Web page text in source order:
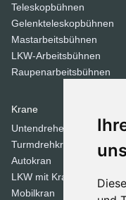
Teleskopbühnen
Gelenkteleskopbühnen
Mastarbeitsbühnen
LKW-Arbeitsbühnen
Raupenarbeitsbühnen
Krane
Untendreherkrane
Turmdrehkrane
Autokran
LKW mit Kran
Mobilkran